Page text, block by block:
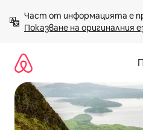
към
съдържанието
Показване на оригиналния